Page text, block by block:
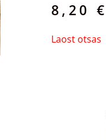
8,20 €
Laost otsas